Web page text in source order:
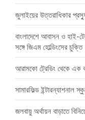
জুলাইয়ের উত্তরাধিকার
বাংলাদেশে আবাসন ও হাই-
সঙ্গে জিএম হোল্ডিংসের চুক্তি
আরামকো ট্রেডিং থেকে এক
সামারফিল্ড ইন্টারন্যাশনাল
জলবায়ু অর্থায়ন বাড়াতে